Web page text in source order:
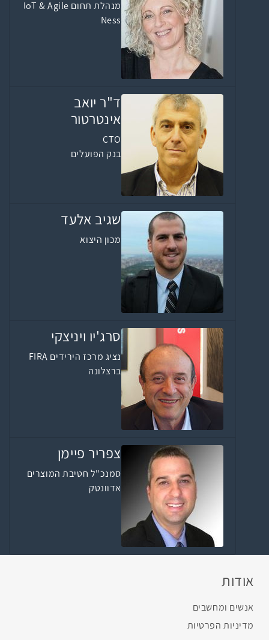
מנהלת תחום IoT & Agile
Ness
ד"ר יואב
אינטרטור
CTO
בנק הפועלים
שגיב אלעד
מכון היצוא
סרג'יו ויניצקי
נציג מרכז הירידים FIRA
ברצלונה
צפריר פיימן
סמנכ"ל חטיבת המוצרים
אדוונטק
אודות
אנשים ומחשבים
מדיניות הפרטיות